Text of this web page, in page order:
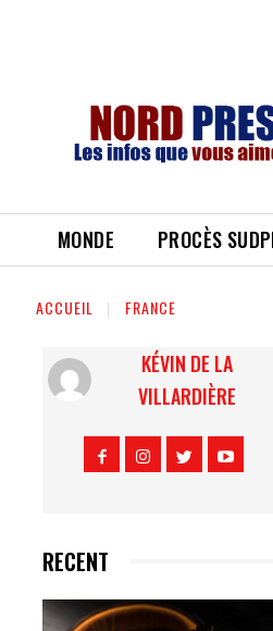
MONDE PROCÈS
ACCUEIL FRANCE
KÉVIN DE LA
VILLARDIÈRE
RECENT